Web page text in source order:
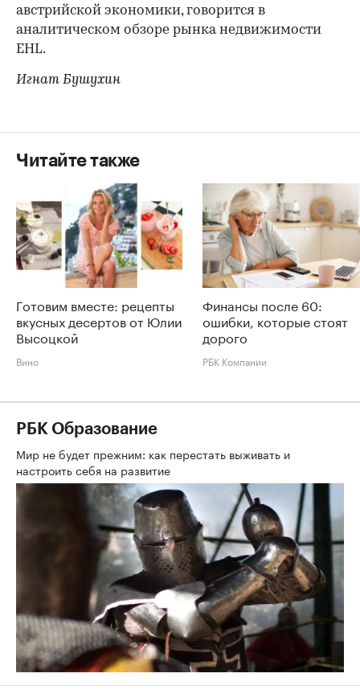
австрийской экономики, говорится в
аналитическом обзоре рынка недвижимости
EHL.
Игнат Бушухин
Читайте также
Готовим вместе: рецепты
вкусных десертов от Юлии
Высоцкой
Вино
Финансы после 60:
ошибки, которые стоят
дорого
РБК Компании
РБК Образование
Мир не будет прежним: как перестать выживать и
настроить себя на развитие